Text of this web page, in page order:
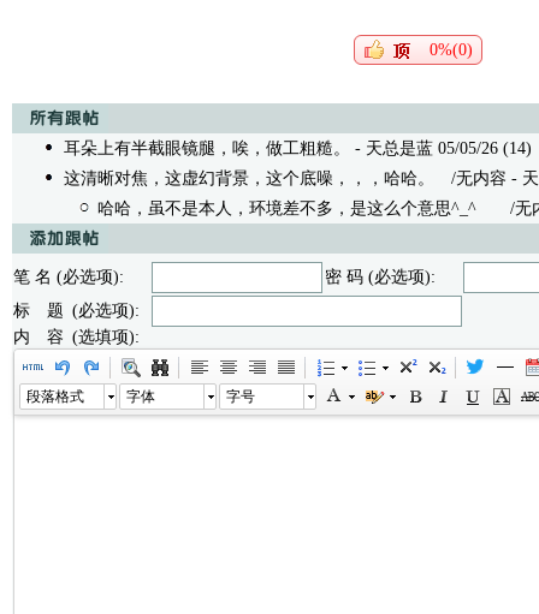
0%(0)
耳朵上有半截眼镜腿，唉，做工粗糙。
- 天总是蓝 05/05/26 (14)
这清晰对焦，这虚幻背景，这个底噪，，，哈哈。
/无内容 - 天
哈哈，虽不是本人，环境差不多，是这么个意思^_^ /无内
笔 名 (必选项):
密 码 (必选项):
标 题 (必选项):
内 容 (选填项):
段落格式 字体 字号